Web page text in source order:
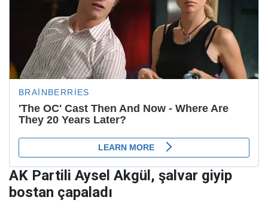
AK Partili Aysel Akgül, şalvar giyip
bostan çapaladı